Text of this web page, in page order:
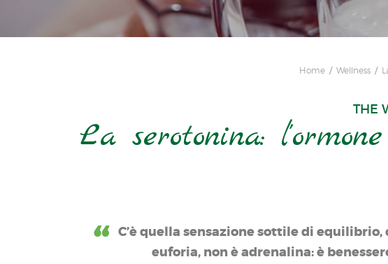
Home Wellness
THE
La serotonina:
C’è quella sensazione sottile di
euforia, non è adrenalina: è